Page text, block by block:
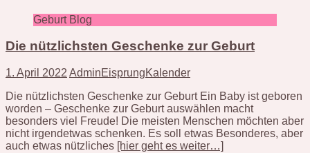
Geburt Blog
Die nützlichsten Geschenke zur Geburt
1. April 2022 AdminEisprungKalender
Die nützlichsten Geschenke zur Geburt Ein Baby ist geboren
worden – Geschenke zur Geburt auswählen macht
besonders viel Freude! Die meisten Menschen möchten aber
nicht irgendetwas schenken. Es soll etwas Besonderes, aber
auch etwas nützliches [hier geht es weiter…]